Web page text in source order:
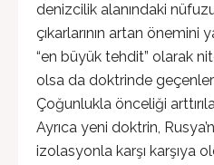
denizcilik alanındaki
çıkarlarının artan önemini
“en büyük tehdit” olarak
olsa da doktrinde
Çoğunlukla önceliği
Ayrıca yeni doktrin,
izolasyonla karşı karşıya